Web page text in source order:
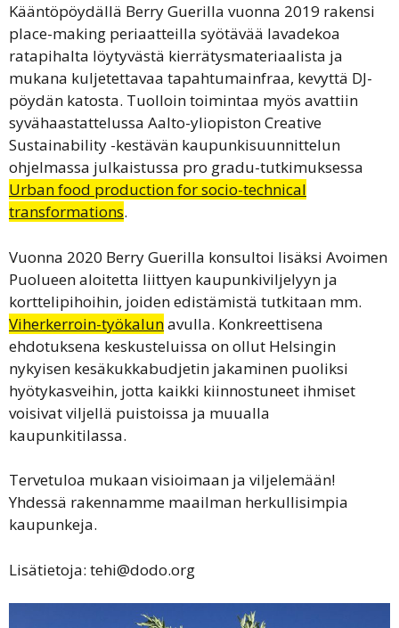
Kääntöpöydällä Berry Guerilla vuonna 2019 rakensi
place-making periaatteilla syötävää lavadekoa
ratapihalta löytyvästä kierrätysmateriaalista ja
mukana kuljetettavaa tapahtumainfraa, kevyttä DJ-
pöydän katosta. Tuolloin toimintaa myös avattiin
syvähaastattelussa Aalto-yliopiston Creative
Sustainability -kestävän kaupunkisuunnittelun
ohjelmassa julkaistussa pro gradu-tutkimuksessa
Urban food production for socio-technical
transformations.
Vuonna 2020 Berry Guerilla konsultoi lisäksi Avoimen
Puolueen aloitetta liittyen kaupunkiviljelyyn ja
korttelipihoihin, joiden edistämistä tutkitaan mm.
Viherkerroin-työkalunavulla. Konkreettisena
ehdotuksena keskusteluissa on ollut Helsingin
nykyisen kesäkukkabudjetin jakaminen puoliksi
hyötykasveihin, jotta kaikki kiinnostuneet ihmiset
voisivat viljellä puistoissa ja muualla
kaupunkitilassa.
Tervetuloa mukaan visioimaan ja viljelemään!
Yhdessä rakennamme maailman herkullisimpia
kaupunkeja.
Lisätietoja: tehi@dodo.org